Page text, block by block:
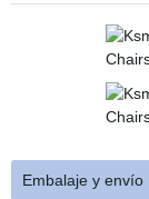
Embalaje y envío